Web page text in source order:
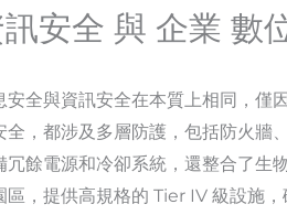
安全 與 企業 數
安全與資訊安全在本質上相同，僅
全，都涉及多層防護，包括防火牆
冗餘電源和冷卻系統，還整合了生
區，提供高規格的 Tier IV 級設施